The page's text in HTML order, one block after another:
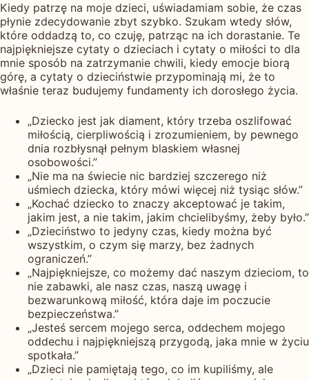
Kiedy patrzę na moje dzieci, uświadamiam sobie, że czas
płynie zdecydowanie zbyt szybko. Szukam wtedy słów,
które oddadzą to, co czuję, patrząc na ich dorastanie. Te
najpiękniejsze cytaty o dzieciach i cytaty o miłości to dla
mnie sposób na zatrzymanie chwili, kiedy emocje biorą
górę, a cytaty o dzieciństwie przypominają mi, że to
właśnie teraz budujemy fundamenty ich dorosłego życia.
„Dziecko jest jak diament, który trzeba oszlifować
miłością, cierpliwością i zrozumieniem, by pewnego
dnia rozbłysnął pełnym blaskiem własnej
osobowości.”
„Nie ma na świecie nic bardziej szczerego niż
uśmiech dziecka, który mówi więcej niż tysiąc słów.”
„Kochać dziecko to znaczy akceptować je takim,
jakim jest, a nie takim, jakim chcielibyśmy, żeby było.”
„Dzieciństwo to jedyny czas, kiedy można być
wszystkim, o czym się marzy, bez żadnych
ograniczeń.”
„Najpiękniejsze, co możemy dać naszym dzieciom, to
nie zabawki, ale nasz czas, naszą uwagę i
bezwarunkową miłość, która daje im poczucie
bezpieczeństwa.”
„Jesteś sercem mojego serca, oddechem mojego
oddechu i najpiękniejszą przygodą, jaka mnie w życiu
spotkała.”
„Dzieci nie pamiętają tego, co im kupiliśmy, ale